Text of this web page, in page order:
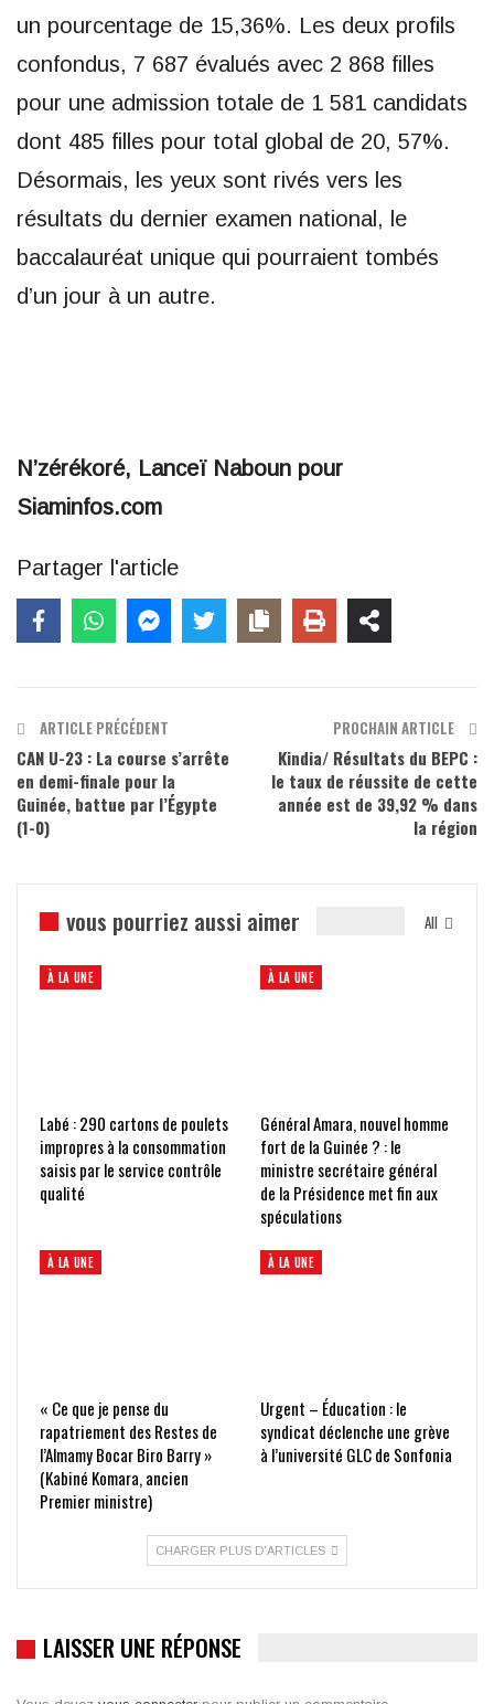
un pourcentage de 15,36%. Les deux profils
confondus, 7 687 évalués avec 2 868 filles
pour une admission totale de 1 581 candidats
dont 485 filles pour total global de 20, 57%.
Désormais, les yeux sont rivés vers les
résultats du dernier examen national, le
baccalauréat unique qui pourraient tombés
d’un jour à un autre.
N’zérékoré, Lanceï Naboun pour
Siaminfos.com
Partager l'article
ARTICLE PRÉCÉDENT
CAN U-23 : La course s’arrête
en demi-finale pour la
Guinée, battue par l’Égypte
(1-0)
PROCHAIN ARTICLE
Kindia/ Résultats du BEPC :
le taux de réussite de cette
année est de 39,92 % dans
la région
All
vous pourriez aussi aimer
À LA UNE
Labé : 290 cartons de poulets
impropres à la consommation
saisis par le service contrôle
qualité
À LA UNE
Général Amara, nouvel homme
fort de la Guinée ? : le
ministre secrétaire général
de la Présidence met fin aux
spéculations
À LA UNE
« Ce que je pense du
rapatriement des Restes de
l’Almamy Bocar Biro Barry »
(Kabiné Komara, ancien
Premier ministre)
À LA UNE
Urgent – Éducation : le
syndicat déclenche une grève
à l’université GLC de Sonfonia
CHARGER PLUS D'ARTICLES
LAISSER UNE RÉPONSE